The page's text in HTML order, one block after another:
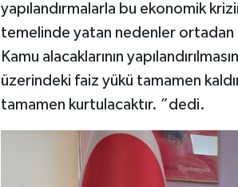
yapılandırmalarla bu ekonomik
temelinde yatan nedenler ortadan
Kamu alacaklarının
üzerindeki faiz yükü tamamen
tamamen kurtulacaktır. ”dedi.